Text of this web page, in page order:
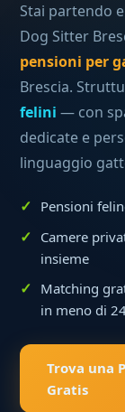
Stai partendo
Dog Sitter
pensioni per
Brescia.
felini — con
dedicate e
linguaggio
Pensioni
Camere
insieme
Matching
in meno di
Trova una
Gratis